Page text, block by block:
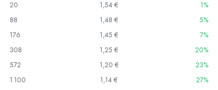
20
1,54 €
1%
88
1,48 €
5%
176
1,45 €
7%
308
1,25 €
20%
572
1,20 €
23%
1.100
1,14 €
27%